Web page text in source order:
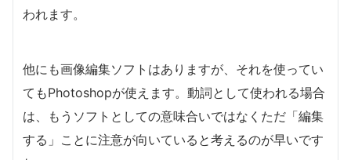
われます。
他にも画像編集ソフトはありますが、それを使ってい
てもPhotoshopが使えます。動詞として使われる場合
は、もうソフトとしての意味合いではなくただ「編集
する」ことに注意が向いていると考えるのが早いです